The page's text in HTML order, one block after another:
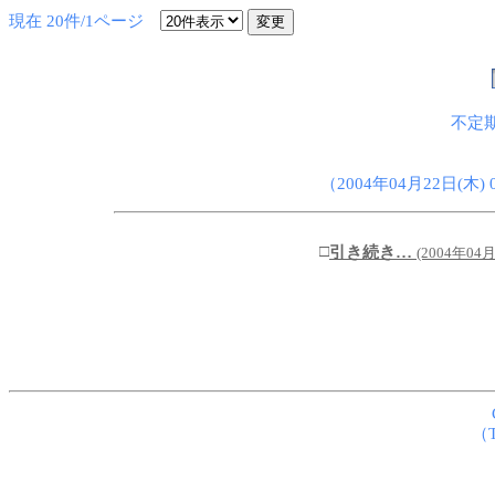
現在 20件/1ページ
不定
（2004年04月22日(木
□引き続き… (2004年04